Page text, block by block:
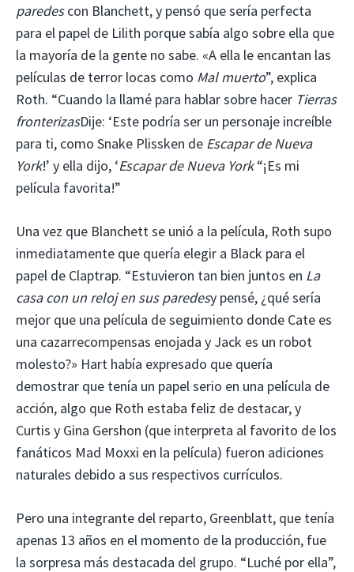
paredescon Blanchett, y pensó que sería perfecta
para el papel de Lilith porque sabía algo sobre ella que
la mayoría de la gente no sabe. «A ella le encantan las
películas de terror locas como Mal muerto”, explica
Roth. “Cuando la llamé para hablar sobre hacer Tierras
fronterizasDije: ‘Este podría ser un personaje increíble
para ti, como Snake Plissken de Escapar de Nueva
York!’ y ella dijo, ‘Escapar de Nueva York“¡Es mi
película favorita!”
Una vez que Blanchett se unió a la película, Roth supo
inmediatamente que quería elegir a Black para el
papel de Claptrap. “Estuvieron tan bien juntos en La
casa con un reloj en sus paredesy pensé, ¿qué sería
mejor que una película de seguimiento donde Cate es
una cazarrecompensas enojada y Jack es un robot
molesto?» Hart había expresado que quería
demostrar que tenía un papel serio en una película de
acción, algo que Roth estaba feliz de destacar, y
Curtis y Gina Gershon (que interpreta al favorito de los
fanáticos Mad Moxxi en la película) fueron adiciones
naturales debido a sus respectivos currículos.
Pero una integrante del reparto, Greenblatt, que tenía
apenas 13 años en el momento de la producción, fue
la sorpresa más destacada del grupo. “Luché por ella”,